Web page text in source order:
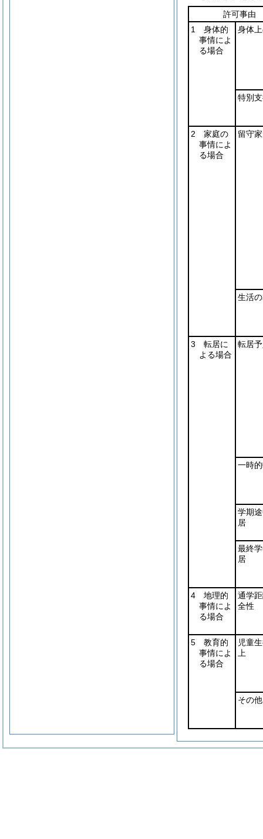
許可事由
1 身体的
事情によ
る場合
身体
特別
2 家庭の
事情によ
る場合
留守
生活
3 転居に
よる場合
転居
一時
学期
居
最終
居
4 地理的
事情によ
る場合
通学
全性
5 教育的
事情によ
る場合
児童
上
その他